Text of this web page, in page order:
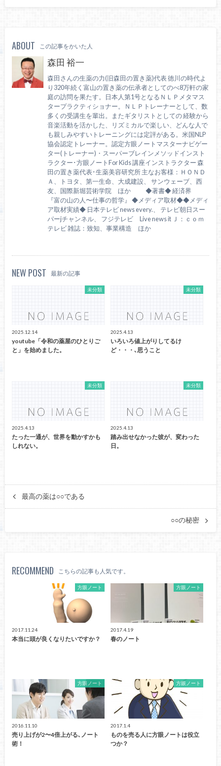
ABOUT この記事をかいた人
森田 裕一
森田さんの生薬の力(旧森田の置き薬)代表 徳川の時代よ
り320年続く富山の置き薬の伝承者としてのべ8万軒の家
庭の訪問を果たす。日本人第1号となるＮＬＰメタマス
タープラクティショナー。ＮＬＰトレーナーとして、数
多くの受講生を輩出。またギタリストとしての 経験から
音楽活動を活かした、リズミカルで楽しい、どんな人で
も親しみやすいトレーニングには定評がある。米国NLP
協会認定トレーナー。認定方眼ノートマスターナビゲー
ター(トレーナー)・スーパーブレインメソッドインスト
ラクター･方眼ノートFor Kids 講座インストラクター 森
田の置き薬代表･生薬美容研究所 主なお客様：ＨＯＮＤ
Ａ、トヨタ、第一生命、大成建設、 サンウェーブ、西
友、国際新堀芸術学院 ほか ◆著書◆ 経済界
『富の山の人〜仕事の哲学』 ◆メディア取材◆◆メディ
ア取材実績◆ 日本テレビ news every.、 テレビ朝日スー
パーjチャンネル、 フジテレビ Live news it Ｊ：ｃｏｍ
テレビ 雑誌：致知、事業構造 ほか
NEW POST 最新の記事
未分類
2025.12.14
youtube「令和の薬屋のひとりご
と」を始めました。
未分類
2025.4.13
いろいろ値上がりしてるけ
ど・・・､思うこと
未分類
2025.4.13
たった一通が、世界を動かすかも
しれない。
未分類
2025.4.13
踏み出せなかった彼が、変わった
日。
最高の薬は○○である
○○の秘密
RECOMMEND こちらの記事も人気です。
方眼ノート
2017.11.24
本当に頭が良くなりたいですか？
方眼ノート
2017.4.19
春のノート
方眼ノート
2016.11.10
売り上げが2〜4倍上がる､ノート
術！
方眼ノート
2017.1.4
ものを売る人に方眼ノートは役立
つか？